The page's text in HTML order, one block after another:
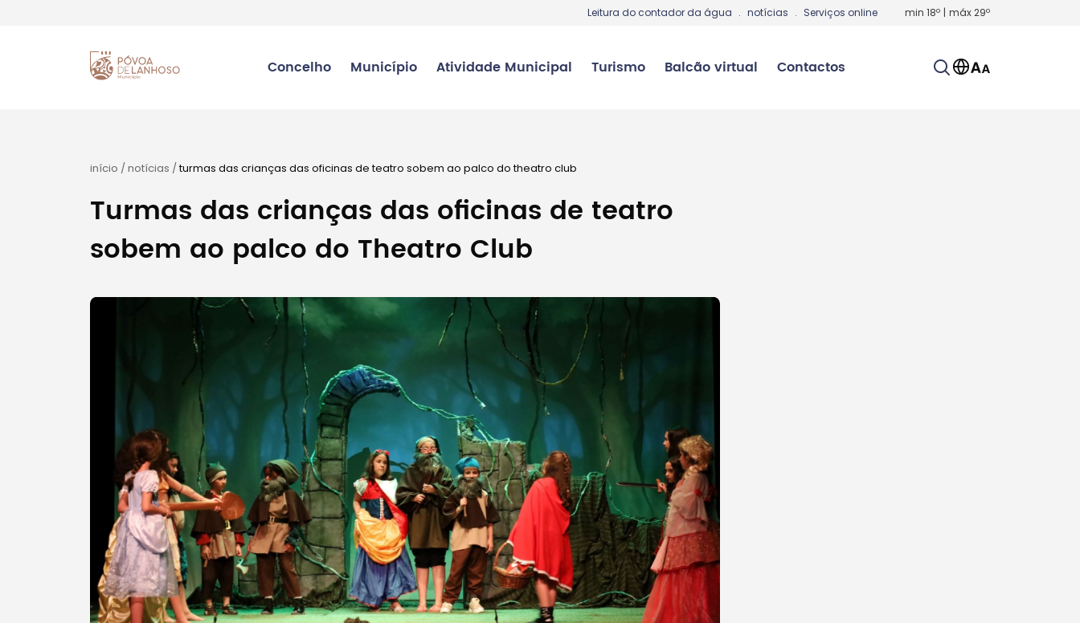
Leitura do contador da água . notícias . Serviços online min 18º | máx29º
Concelho Município Atividade Municipal Turismo Balcão virtual Contactos
início /notícias /turmas das crianças das oficinas de teatro sobem ao palco do theatro club
Turmas das crianças das oficinas de teatro
sobem ao palco do Theatro Club